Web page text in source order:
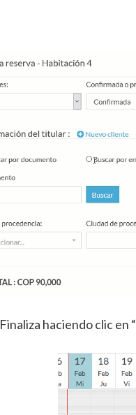
Finaliza haciendo clic en “